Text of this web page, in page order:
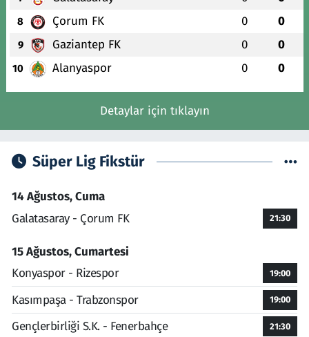
8 Çorum FK 0 0
9 Gaziantep FK 0 0
10 Alanyaspor 0 0
Detaylar için tıklayın
Süper Lig Fikstür
14 Ağustos, Cuma
Galatasaray - Çorum FK
21:30
15 Ağustos, Cumartesi
Konyaspor - Rizespor
19:00
Kasımpaşa - Trabzonspor 19:00
Gençlerbirliği S.K. - Fenerbahçe 21:30